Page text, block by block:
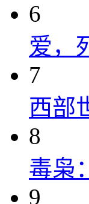
6
爱，
7
西部
8
毒枭
9